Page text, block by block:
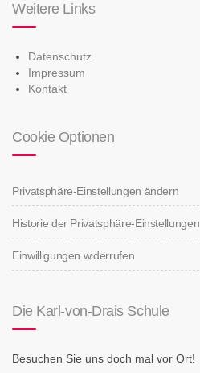
Weitere Links
Datenschutz
Impressum
Kontakt
Cookie Optionen
Privatsphäre-Einstellungen ändern
Historie der Privatsphäre-Einstellungen
Einwilligungen widerrufen
Die Karl-von-Drais Schule
Besuchen Sie uns doch mal vor Ort!